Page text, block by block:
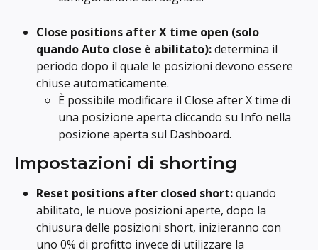
Close positions after X time open (solo
quando Auto close è abilitato): determina il
periodo dopo il quale le posizioni devono essere
chiuse automaticamente.
È possibile modificare il Close after X time di
una posizione aperta cliccando su Info nella
posizione aperta sul Dashboard.
Impostazioni di shorting
Reset positions after closed short: quando
abilitato, le nuove posizioni aperte, dopo la
chiusura delle posizioni short, inizieranno con
uno 0% di profitto invece di utilizzare la